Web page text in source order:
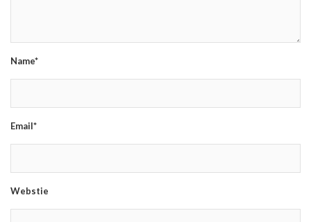
Name*
Email*
Webstie